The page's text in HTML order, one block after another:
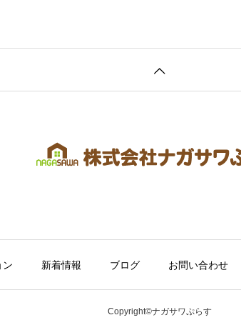
ン 新着情報 ブログ お問い合わせ
Copyright©ナガサワぷらす